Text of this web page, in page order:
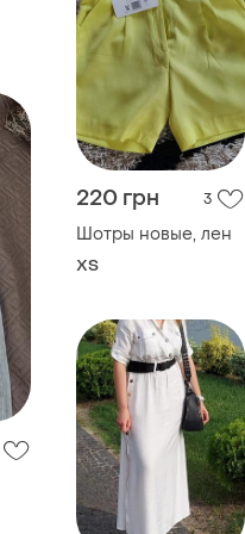
220 грн 3
Шотры новые, лен
ХS